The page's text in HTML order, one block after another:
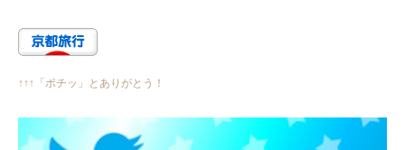
↑↑↑「ポチッ」とありがとう！